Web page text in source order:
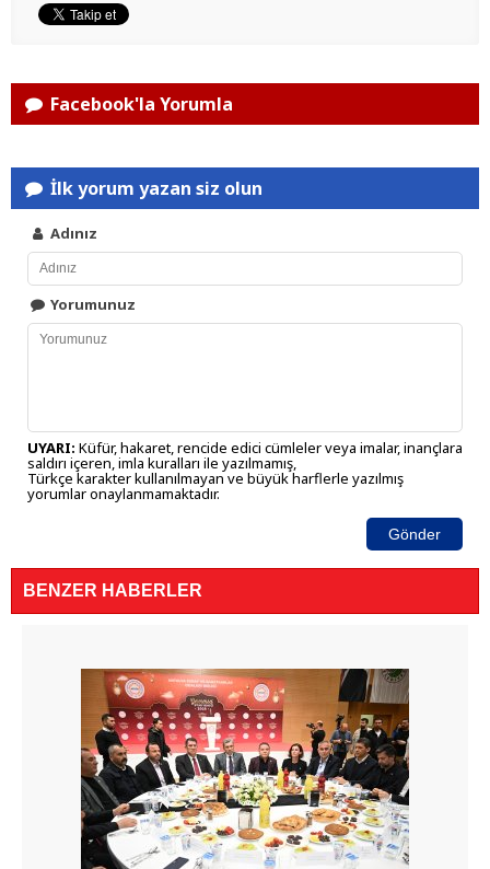
Facebook'la Yorumla
İlk yorum yazan siz olun
Adınız
Yorumunuz
UYARI: Küfür, hakaret, rencide edici cümleler veya imalar, inançlara
saldırı içeren, imla kuralları ile yazılmamış,
Türkçe karakter kullanılmayan ve büyük harflerle yazılmış
yorumlar onaylanmamaktadır.
Gönder
BENZER HABERLER